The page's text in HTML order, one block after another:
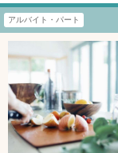
アルバイト・パート